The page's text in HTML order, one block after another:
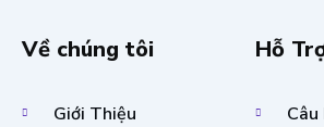
Về chúng tôi
Giới Thiệu
Hỗ